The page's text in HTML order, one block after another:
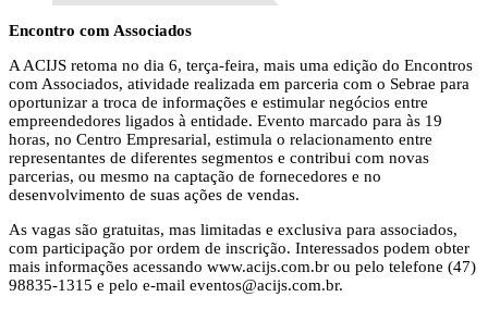
Encontro com Associados
A ACIJS retoma no dia 6, terça-feira, mais uma edição do Encontros
com Associados, atividade realizada em parceria com o Sebrae para
oportunizar a troca de informações e estimular negócios entre
empreendedores ligados à entidade. Evento marcado para às 19
horas, no Centro Empresarial, estimula o relacionamento entre
representantes de diferentes segmentos e contribui com novas
parcerias, ou mesmo na captação de fornecedores e no
desenvolvimento de suas ações de vendas.
As vagas são gratuitas, mas limitadas e exclusiva para associados,
com participação por ordem de inscrição. Interessados podem obter
mais informações acessando www.acijs.com.br ou pelo telefone (47)
98835-1315 e pelo e-mail eventos@acijs.com.br.